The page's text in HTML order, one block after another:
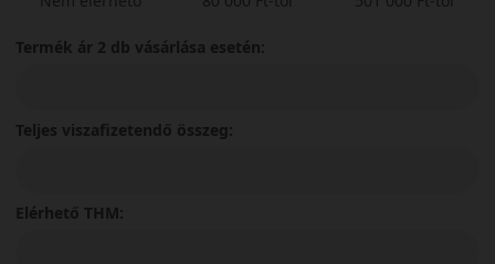
Termék ár 2 db vásárlása esetén:
Teljes viszafizetendő összeg:
Elérhető THM: